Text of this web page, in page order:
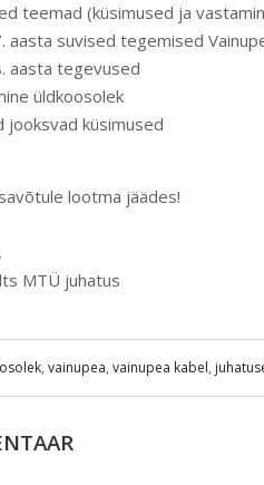
teemad (küsimused ja
aasta suvised tegemised
aasta tegevused
üldkoosolek
jooksvad küsimused
lootma jäädes!
MTÜ juhatus
, vainupea, vainupea kabel,